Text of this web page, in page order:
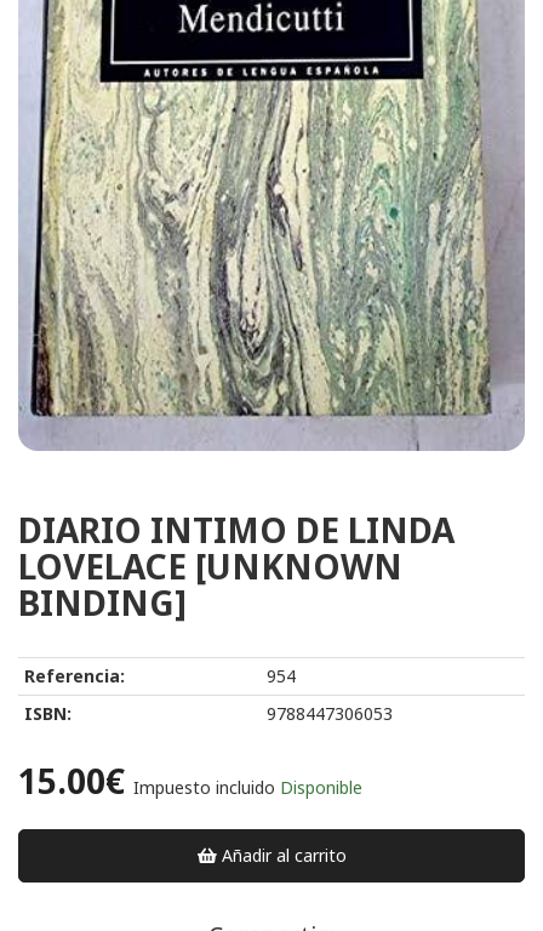
DIARIO INTIMO DE LINDA
LOVELACE [UNKNOWN
BINDING]
Referencia:
954
ISBN:
9788447306053
15.00€ Impuesto incluido Disponible
Añadir al carrito